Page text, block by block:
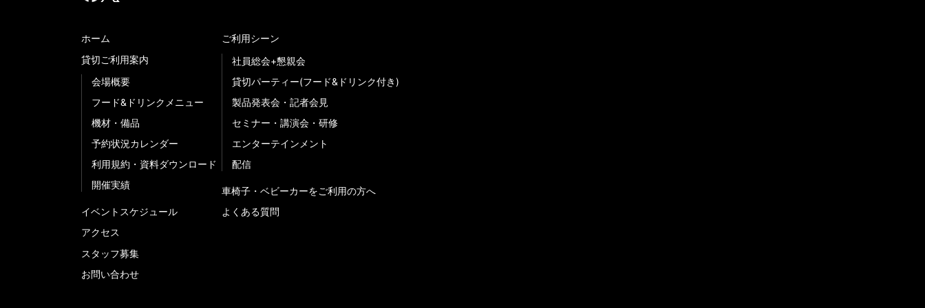
ホーム
貸切ご利用案内
会場概要
フード&ドリンクメニュー
機材・備品
予約状況カレンダー
利用規約・資料ダウンロード
開催実績
イベントスケジュール
アクセス
スタッフ募集
お問い合わせ
ご利用シーン
社員総会+懇親会
貸切パーティー(フード&ドリンク付き)
製品発表会・記者会見
セミナー・講演会・研修
エンターテインメント
配信
車椅子・ベビーカーをご利用の方へ
よくある質問